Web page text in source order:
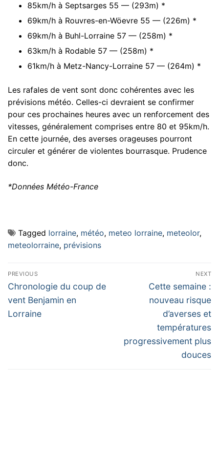
85km/h à Septsarges 55 — (293m) *
69km/h à Rouvres-en-Wöevre 55 — (226m) *
69km/h à Buhl-Lorraine 57 — (258m) *
63km/h à Rodable 57 — (258m) *
61km/h à Metz-Nancy-Lorraine 57 — (264m) *
Les rafales de vent sont donc cohérentes avec les
prévisions météo. Celles-ci devraient se confirmer
pour ces prochaines heures avec un renforcement des
vitesses, généralement comprises entre 80 et 95km/h.
En cette journée, des averses orageuses pourront
circuler et générer de violentes bourrasque. Prudence
donc.
*Données Météo-France
Tagged lorraine, météo, meteo lorraine, meteolor,
meteolorraine, prévisions
Navigation
de
l’article
PREVIOUS
Previous
post:
Chronologie du coup de
vent Benjamin en
Lorraine
NEXT
Next
post:
Cette semaine :
nouveau risque
d’averses et
températures
progressivement plus
douces